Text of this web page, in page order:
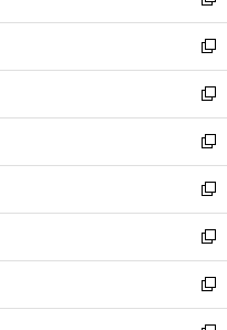
開
く
ウ
で
開
く
ン
ド
ウ
で
開
く
し
い
ウ
ィ
ン
ド
ウ
で
開
く
新
し
い
ウ
ィ
ン
ド
ウ
で
開
く
新
し
い
ウ
ィ
ン
ド
ウ
で
開
新
し
い
ウ
ィ
ン
ド
ウ
新
し
い
ウ
ィ
ン
新
し
い
ウ
新
し